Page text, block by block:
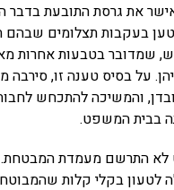
את גרסת התובעת בדבר
בעקבות תצלומים שבהם
שמדובר בטבעות אחרות
על בסיס טענה זו, סירבה
והמשיכה להתכחש
בבית המשפט.
התרשם מעמדת המבטחת.
לטעון בקלי קלות